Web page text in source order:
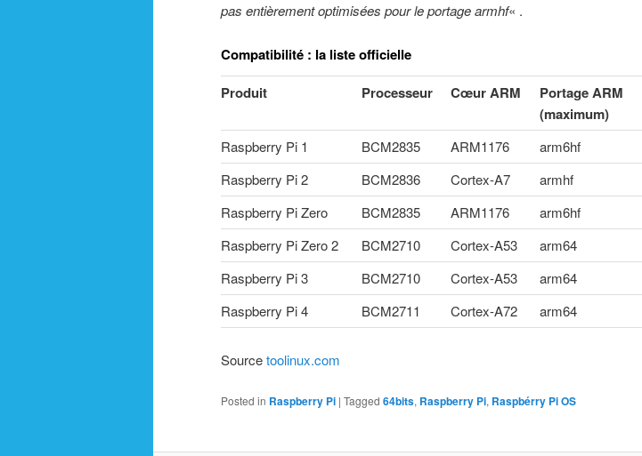
pas entièrement optimisées pour le portage armhf« .
Compatibilité : la liste officielle
Produit
Processeur Cœur ARM
Portage ARM
(maximum)
Raspberry Pi 1 BCM2835 ARM1176 arm6hf
Raspberry Pi 2
BCM2836 Cortex-A7 armhf
Raspberry Pi Zero
BCM2835 ARM1176 arm6hf
Raspberry Pi Zero 2
BCM2710 Cortex-A53 arm64
Raspberry Pi 3
BCM2710 Cortex-A53 arm64
Raspberry Pi 4
BCM2711 Cortex-A72 arm64
Sourcetoolinux.com
Posted in Raspberry Pi | Tagged 64bits, Raspberry Pi, Raspbérry Pi OS